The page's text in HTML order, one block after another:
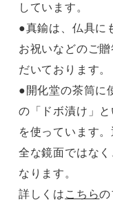
しています。
●真鍮は、仏具に
お祝いなどのご
だいております。
●開化堂の茶筒に
の「ドボ漬け」
を使っています
全な鏡面ではな
なります。
詳しくは こちらの